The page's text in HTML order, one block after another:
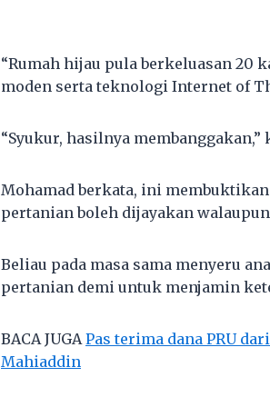
“Rumah hijau pula berkeluasan
moden serta teknologi Internet of
“Syukur, hasilnya membanggakan,”
Mohamad berkata, ini
pertanian boleh dijayakan
Beliau pada masa sama menyeru
pertanian demi untuk menjamin
BACA JUGAPas terima dana PRU
Mahiaddin